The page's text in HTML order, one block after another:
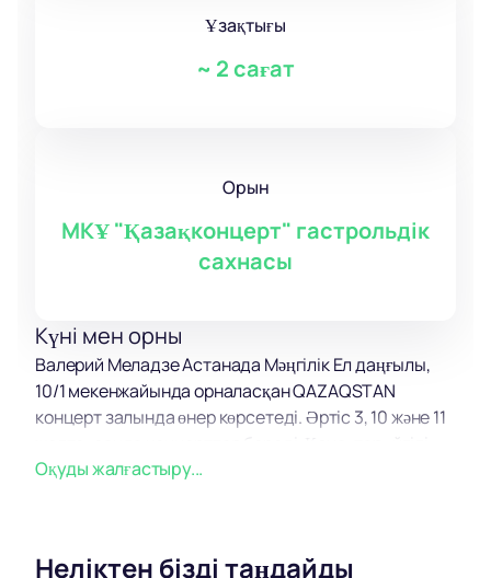
Ұзақтығы
~ 2 сағат
Орын
МКҰ "Қазақконцерт" гастрольдік
сахнасы
Күні мен орны
Валерий Меладзе Астанада Мәңгілік Ел даңғылы,
10/1 мекенжайында орналасқан QAZAQSTAN
концерт залында өнер көрсетеді. Әртіс 3, 10 және 11
әншінің сүйікті әндерін орындауын тыңдау
Валерий Меладзе көптеген жылдар бойы өз
Оқуды жалғастыру...
Неліктен бізді таңдайды